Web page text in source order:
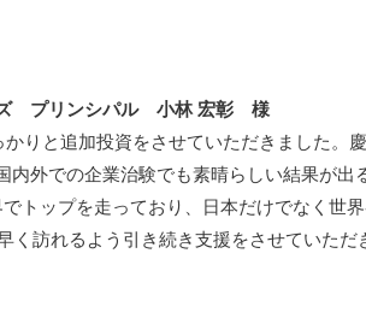
ズ プリンシパル 小林 宏彰 様
りと追加投資をさせていただきました。
外での企業治験でも素晴らしい結果が出
トップを走っており、日本だけでなく世
く訪れるよう引き続き支援をさせていただ